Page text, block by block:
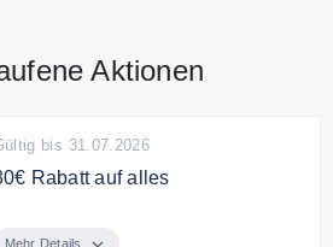
Aktionen
bis 31.07.2026
Rabatt auf alles
das ganze Sortiment
Mehr Details